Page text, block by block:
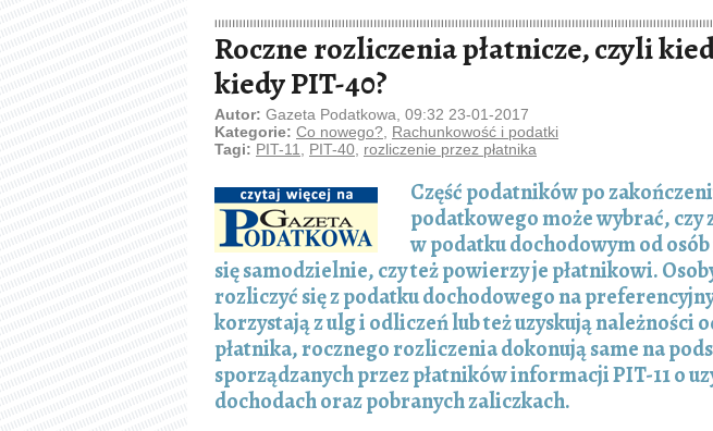
Roczne rozliczenia płatnicze, czyli
kiedy PIT-40?
Autor: Gazeta Podatkowa, 09:32 23-01-2017
Kategorie: Co nowego? Rachunkowość i podatki
Tagi: PIT-11 PIT-40 rozliczenie przez płatnika
Część podatników po
podatkowego może wybrać, czy
w podatku dochodowym od
się samodzielnie, czy też powierzy je płatnikowi.
rozliczyć się z podatku dochodowego na
korzystają z ulg i odliczeń lub też uzyskują należności
płatnika, rocznego rozliczenia dokonują same na
sporządzanych przez płatników informacji PIT-11 o
dochodach oraz pobranych zaliczkach.